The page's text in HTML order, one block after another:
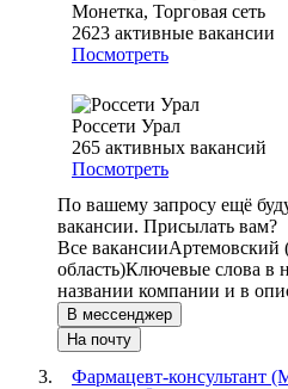
Монетка, Торговая сеть
2623 активные вакансии
Посмотреть
Россети Урал
265 активных вакансий
Посмотреть
По вашему запросу ещё
вакансии. Присылать вам?
Все вакансииАртемовский
область)Ключевые слова в
названии компании и в
В мессенджер
На почту
Фармацевт-консультант